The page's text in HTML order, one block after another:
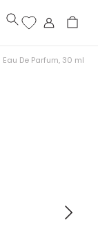
De Parfum, 30 ml